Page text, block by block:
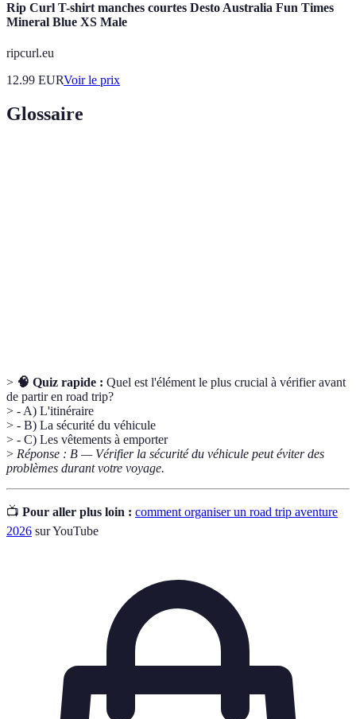
Rip Curl T-shirt manches courtes Desto Australia Fun Times
Mineral Blue XS Male
ripcurl.eu
12.99 EURVoir le prix
Glossaire
> 🧠 Quiz rapide : Quel est l'élément le plus crucial à vérifier avant
de partir en road trip?
> - A) L'itinéraire
> - B) La sécurité du véhicule
> - C) Les vêtements à emporter
> Réponse : B — Vérifier la sécurité du véhicule peut éviter des
problèmes durant votre voyage.
📺 Pour aller plus loin : comment organiser un road trip aventure
2026 sur YouTube